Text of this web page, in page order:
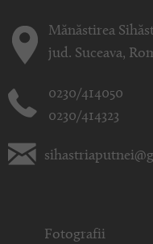
Mănăstirea
jud. Suceava,
0230/414050
0230/414323
Fotografii